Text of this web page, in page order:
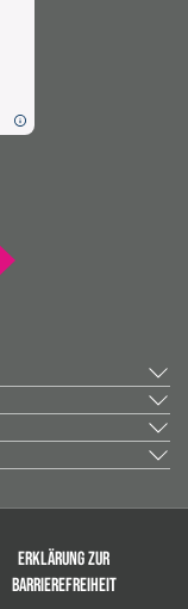
ERKLÄRUNG ZUR
BARRIEREFREIHEIT